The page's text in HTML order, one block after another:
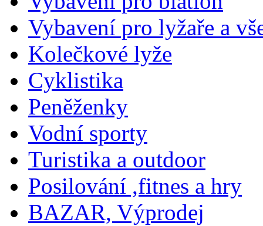
Vybavení pro lyžaře a
Kolečkové lyže
Cyklistika
Peněženky
Vodní sporty
Turistika a outdoor
Posilování ,fitnes a hry
BAZAR, Výprodej